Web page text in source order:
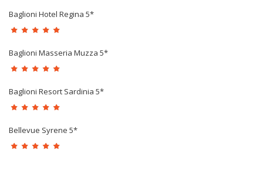
Baglioni Hotel Regina 5*
Baglioni Masseria Muzza 5*
Baglioni Resort Sardinia 5*
Bellevue Syrene 5*